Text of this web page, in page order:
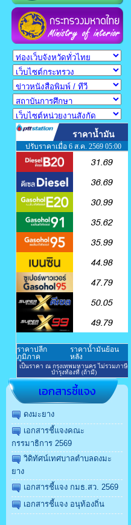
เอกสารชี้แจง
ดงมะยาง
เอกสารชี้แจงคณะ
กรรมาธิการ 2569
วิดิทัศน์เทศบาลตำบลดงมะ
ยาง
เอกสารชี้แจง กมธ.สว. 2569
เอกสารชี้แจง อนุท้องถิ่น